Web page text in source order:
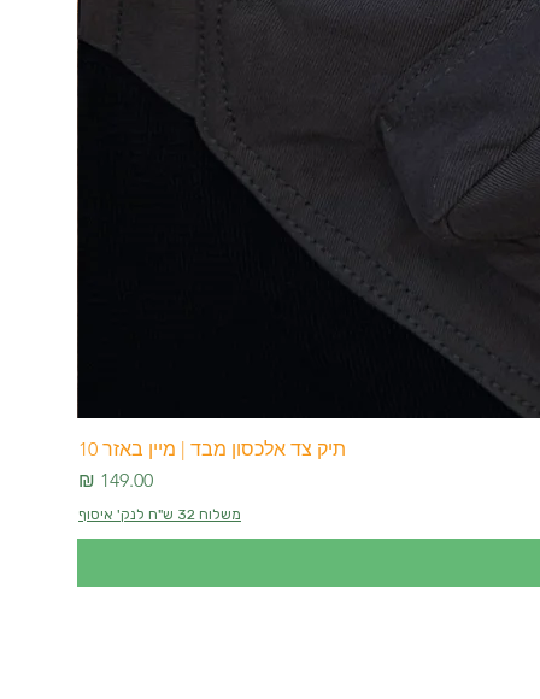
תיק צד אלכסון מבד | מיין באזר 10
מחיר
משלוח 32 ש"ח לנק' איסוף